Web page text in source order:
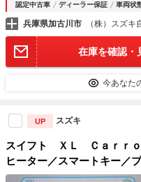
認定中古車 ディーラー保証 車両状
兵庫県加古川市 （株）スズ
在庫を確認・
今あなた
UP スズキ
スイフト ＸＬ Ｃａｒｒｏ
ヒーター／スマートキー／
オートエアコン／フォグラ